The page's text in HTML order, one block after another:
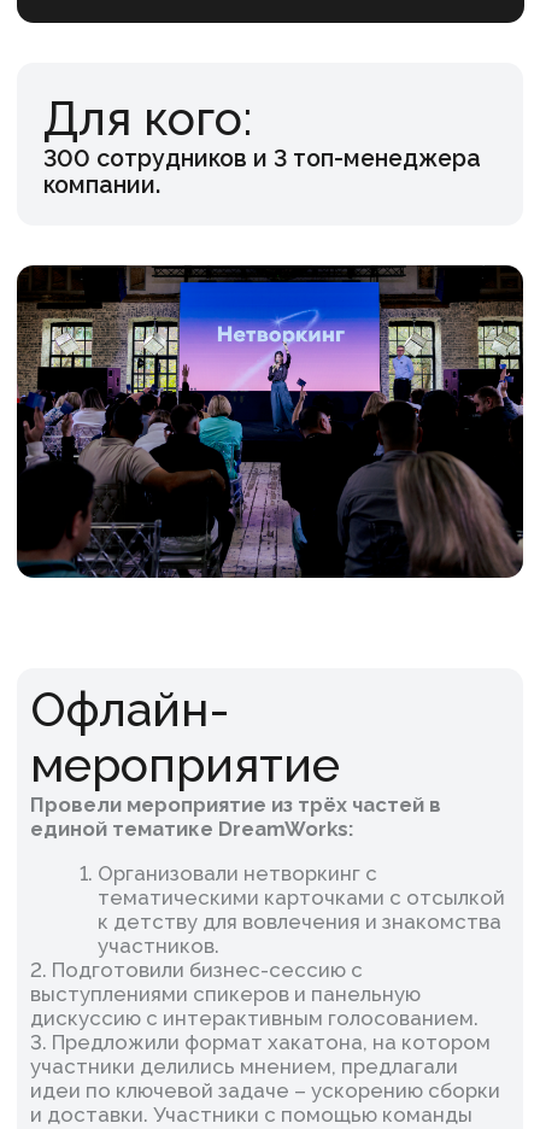
Офлайн-
мероприятие
Организовали нетворкинг с
тематическими карточками с отсылкой
к детству для вовлечения и знакомства
участников.
2. Подготовили бизнес-сессию с
выступлениями спикеров и панельную
дискуссию с интерактивным голосованием.
3. Предложили формат хакатона, на котором
участники делились мнением, предлагали
идеи по ключевой задаче – ускорению сборки
и доставки. Участники с помощью команды
модераторов разработали конкретные
решения по ключевым направлениям:
качество, процессы, операционная работа,
автоматизация.
Наша команда взяла на себя модерацию и
ведение всего мероприятия, а также
постоянное вовлечение участников.
Результат:
Управляющий состав компании получил
от нас оцифрованный отчёт с аналитикой
потребностей бизнеса и сотрудников,
содержащий идеи и решения,
разработанные участниками во время
Как это было: